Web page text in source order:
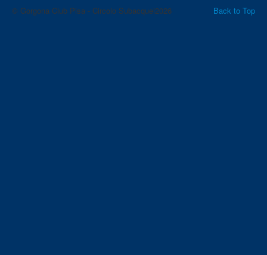
Back to Top
© Gorgona Club Pisa - Circolo Subacquei2026